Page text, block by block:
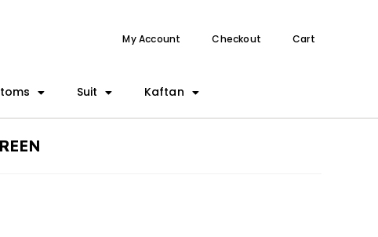
My Account Checkout Cart
Suit Kaftan